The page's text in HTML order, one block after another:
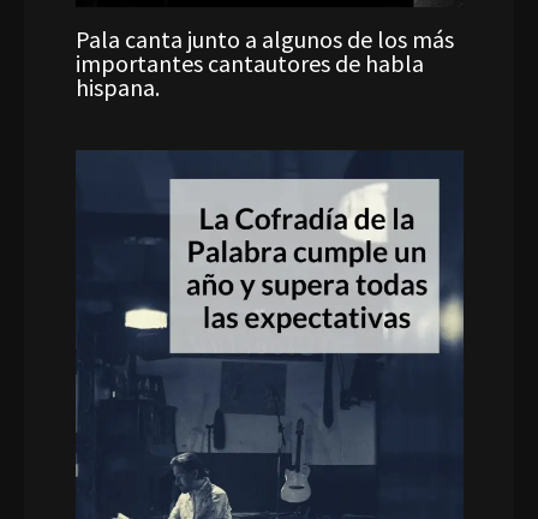
Pala canta junto a algunos de los más
importantes cantautores de habla
hispana.